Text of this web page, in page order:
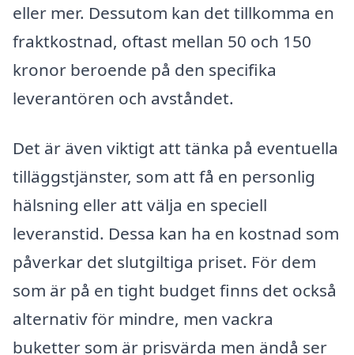
eller mer. Dessutom kan det tillkomma en
fraktkostnad, oftast mellan 50 och 150
kronor beroende på den specifika
leverantören och avståndet.
Det är även viktigt att tänka på eventuella
tilläggstjänster, som att få en personlig
hälsning eller att välja en speciell
leveranstid. Dessa kan ha en kostnad som
påverkar det slutgiltiga priset. För dem
som är på en tight budget finns det också
alternativ för mindre, men vackra
buketter som är prisvärda men ändå ser